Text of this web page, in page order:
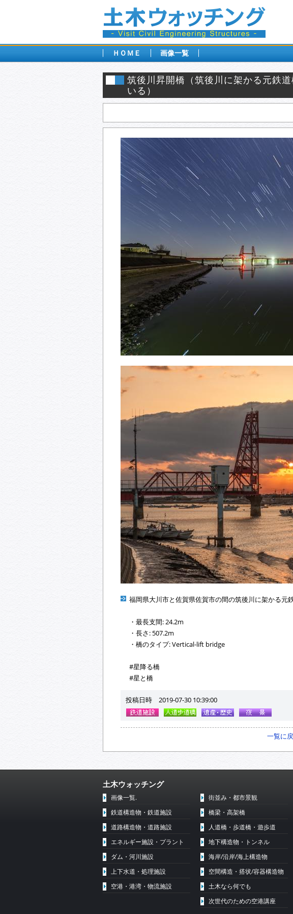
ＨＯＭＥ 画像一覧
筑後川昇開橋（筑後川に架かる元鉄
いる）
福岡県大川市と佐賀県佐賀市の間の筑後川に架かる元
・最長支間: 24.2m
・長さ: 507.2m
・橋のタイプ: Vertical-lift bridge
#星降る橋
#星と橋
投稿日時 2019-07-30 10:39:00
一覧に
土木ウォッチング
画像一覧.
鉄道構造物・鉄道施設
道路構造物・道路施設
エネルギー施設・プラント
ダム・河川施設
上下水道・処理施設
空港・港湾・物流施設
街並み・都市景観
橋梁・高架橋
人道橋・歩道橋・遊歩道
地下構造物・トンネル
海岸/沿岸/海上構造物
空間構造・搭状/容器構造物
土木なら何でも
次世代のための空港講座